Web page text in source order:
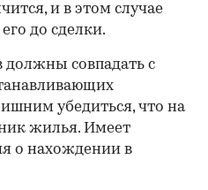
и в этом случае
до сделки.
должны совпадать с
убедиться, что на
жилья. Имеет
о нахождении в